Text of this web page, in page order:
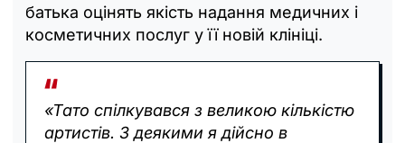
батька оцінять якість надання медичних і
косметичних послуг у її новій клініці.
«Тато спілкувався з великою кількістю
артистів. З деякими я дійсно в